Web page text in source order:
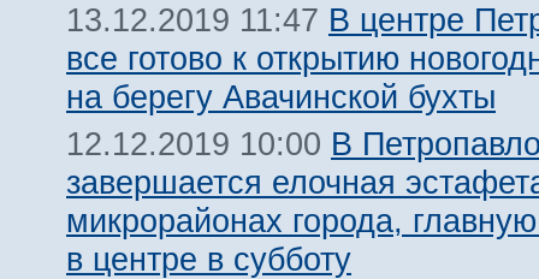
13.12.2019 11:47 В центре
все готово к открытию
на берегу Авачинской бухты
12.12.2019 10:00 В
завершается елочная
микрорайонах города,
в центре в субботу